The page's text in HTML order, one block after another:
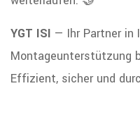
YGT ISI — Ihr Partner in
Montageunterstützung
Effizient, sicher und